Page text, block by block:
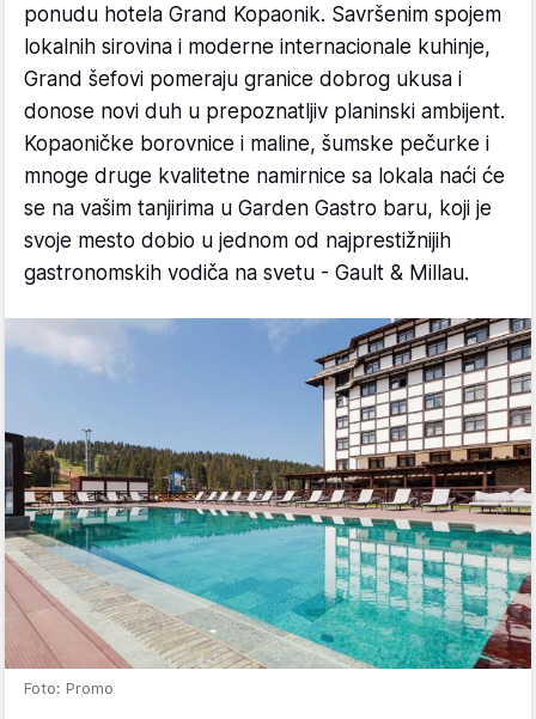
ponudu hotela Grand Kopaonik. Savršenim spojem
lokalnih sirovina i moderne internacionale kuhinje,
Grand šefovi pomeraju granice dobrog ukusa i
donose novi duh u prepoznatljiv planinski ambijent.
Kopaoničke borovnice i maline, šumske pečurke i
mnoge druge kvalitetne namirnice sa lokala naći će
se na vašim tanjirima u Garden Gastro baru, koji je
svoje mesto dobio u jednom od najprestižnijih
gastronomskih vodiča na svetu - Gault & Millau.
Foto: Promo